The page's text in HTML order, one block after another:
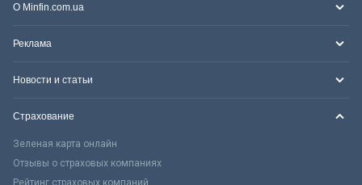
О Minfin.com.ua
Реклама
Новости и статьи
Страхование
Зеленая карта онлайн
Отзывы о страховых компаниях
Рейтинг страховых компаний